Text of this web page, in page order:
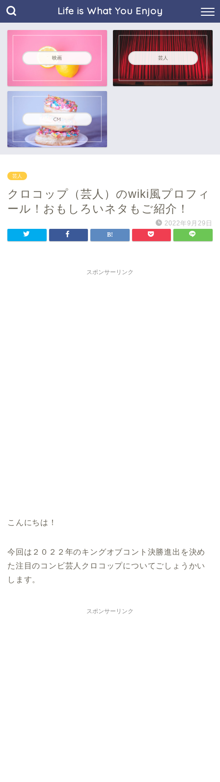
Life is What You Enjoy
映画 芸人
CM
芸人
クロコップ（芸人）のwiki風プロフィ
ール！おもしろいネタもご紹介！
2022年9月29日
スポンサーリンク
こんにちは！
今回は２０２２年のキングオブコント決勝進出を決め
た注目のコンビ芸人クロコップについてごしょうかい
します。
スポンサーリンク